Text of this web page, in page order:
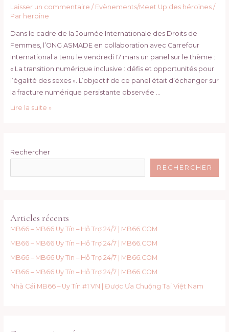
l’image
la
femme
Burkinabè
dans
le
monde
digital
Laisser un commentaire / Evènements/Meet Up des héroïnes/
Par heroine
Dans le cadre de la Journée Internationale des Droits de
Femmes, l’ONG ASMADE en collaboration avec Carrefour
International a tenu le vendredi 17 mars un panel sur le thème :
« La transition numérique inclusive : défis et opportunités pour
l’égalité des sexes ». L’objectif de ce panel était d’échanger sur
la fracture numérique persistante observée …
08
L’ONG
et
engagées
transition
numérique
inclusive
Lire la suite »
Rechercher
RECHERCHER
Articles récents
MB66 – MB66 Uy Tín – Hỗ Trợ 24/7 | MB66.COM
MB66 – MB66 Uy Tín – Hỗ Trợ 24/7 | MB66.COM
MB66 – MB66 Uy Tín – Hỗ Trợ 24/7 | MB66.COM
MB66 – MB66 Uy Tín – Hỗ Trợ 24/7 | MB66.COM
Nhà Cái MB66 – Uy Tín #1 VN | Được Ưa Chuộng Tại Việt Nam